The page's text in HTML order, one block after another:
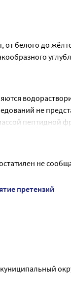
нарушения
снижению
объёма
объёма
лецитиновых
развитию
белого до
не
пептидной
через поры
малого
не
претензий